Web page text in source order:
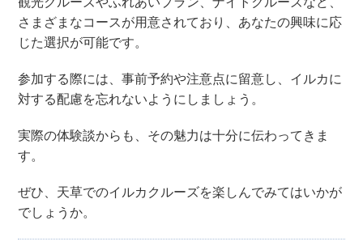
さまざまなコースが用意されており、あなたの興味に応
じた選択が可能です。
参加する際には、事前予約や注意点に留意し、イルカに
対する配慮を忘れないようにしましょう。
実際の体験談からも、その魅力は十分に伝わってきま
す。
ぜひ、天草でのイルカクルーズを楽しんでみてはいかが
でしょうか。